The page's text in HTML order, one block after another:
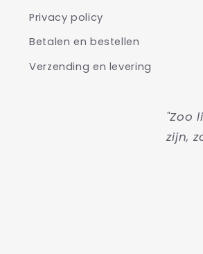
Privacy policy
Betalen en bestellen
Verzending en levering
"Zoo
zijn,